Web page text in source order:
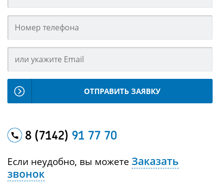
ОТПРАВИТЬ ЗАЯВКУ
8 (7142) 91 77 70
Если неудобно, вы можете Заказать
звонок